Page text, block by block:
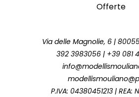
Offerte
Via delle Magnolie, 6 |
392 3983056 | +39 081
P.IVA: 04380451213 | REA: